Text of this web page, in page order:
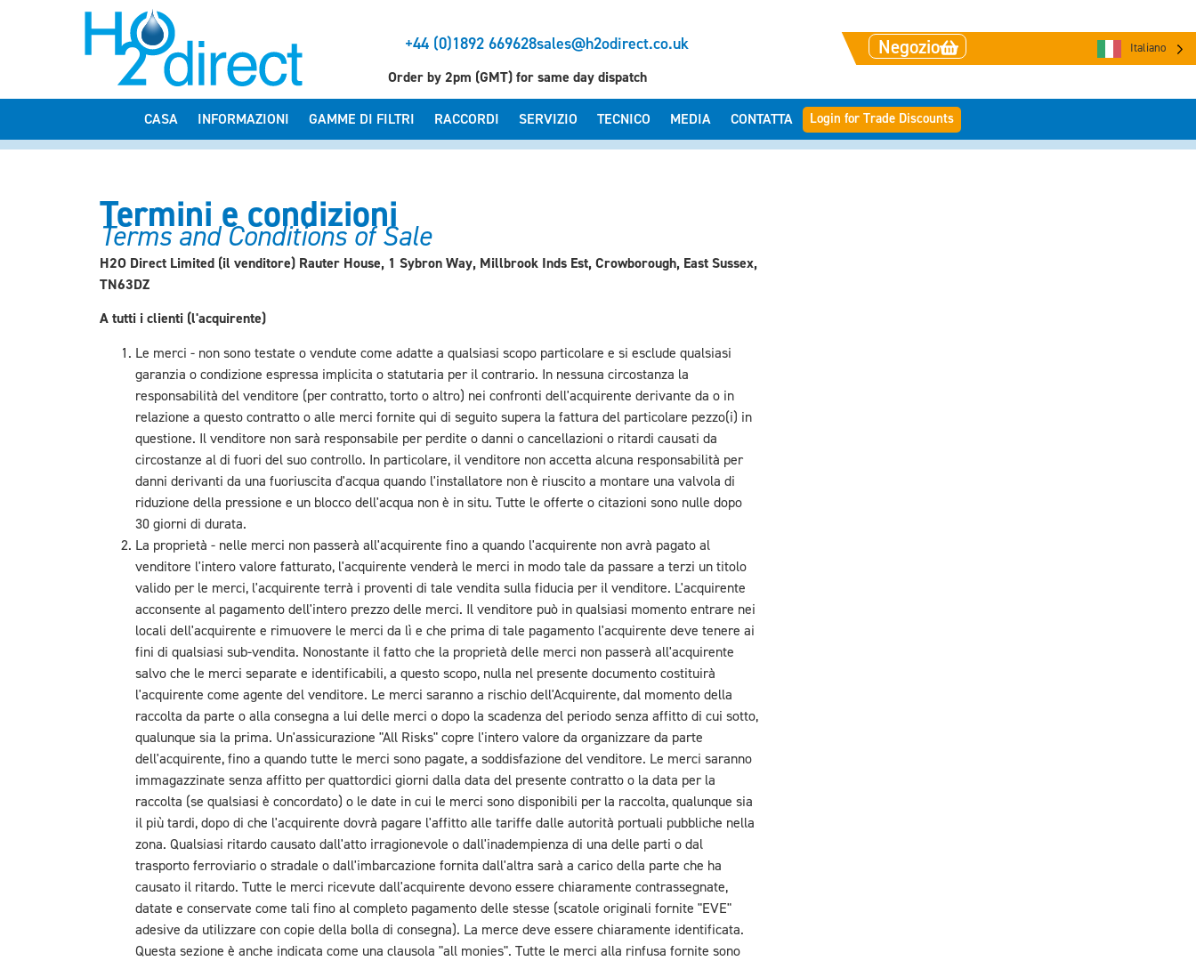
+44 (0)1892 669628sales@h2odirect.co.uk Negozio Italiano
Order by 2pm (GMT) for same day dispatch
CASA INFORMAZIONI GAMME DI FILTRI RACCORDI SERVIZIO TECNICO MEDIA CONTATTA Login for Trade Discounts
Termini e condizioni
Terms and Conditions of Sale
H2O Direct Limited (il venditore) Rauter House, 1 Sybron Way, Millbrook Inds Est, Crowborough, East Sussex,
TN63DZ
A tutti i clienti (l'acquirente)
Le merci - non sono testate o vendute come adatte a qualsiasi scopo particolare e si esclude qualsiasi
garanzia o condizione espressa implicita o statutaria per il contrario. In nessuna circostanza la
responsabilità del venditore (per contratto, torto o altro) nei confronti dell'acquirente derivante da o in
relazione a questo contratto o alle merci fornite qui di seguito supera la fattura del particolare pezzo(i) in
questione. Il venditore non sarà responsabile per perdite o danni o cancellazioni o ritardi causati da
circostanze al di fuori del suo controllo. In particolare, il venditore non accetta alcuna responsabilità per
danni derivanti da una fuoriuscita d'acqua quando l'installatore non è riuscito a montare una valvola di
riduzione della pressione e un blocco dell'acqua non è in situ. Tutte le offerte o citazioni sono nulle dopo
30 giorni di durata.
La proprietà - nelle merci non passerà all'acquirente fino a quando l'acquirente non avrà pagato al
venditore l'intero valore fatturato, l'acquirente venderà le merci in modo tale da passare a terzi un titolo
valido per le merci, l'acquirente terrà i proventi di tale vendita sulla fiducia per il venditore. L'acquirente
acconsente al pagamento dell'intero prezzo delle merci. Il venditore può in qualsiasi momento entrare nei
locali dell'acquirente e rimuovere le merci da lì e che prima di tale pagamento l'acquirente deve tenere ai
fini di qualsiasi sub-vendita. Nonostante il fatto che la proprietà delle merci non passerà all'acquirente
salvo che le merci separate e identificabili, a questo scopo, nulla nel presente documento costituirà
l'acquirente come agente del venditore. Le merci saranno a rischio dell'Acquirente, dal momento della
raccolta da parte o alla consegna a lui delle merci o dopo la scadenza del periodo senza affitto di cui sotto,
qualunque sia la prima. Un'assicurazione "All Risks" copre l'intero valore da organizzare da parte
dell'acquirente, fino a quando tutte le merci sono pagate, a soddisfazione del venditore. Le merci saranno
immagazzinate senza affitto per quattordici giorni dalla data del presente contratto o la data per la
raccolta (se qualsiasi è concordato) o le date in cui le merci sono disponibili per la raccolta, qualunque sia
il più tardi, dopo di che l'acquirente dovrà pagare l'affitto alle tariffe dalle autorità portuali pubbliche nella
zona. Qualsiasi ritardo causato dall'atto irragionevole o dall'inadempienza di una delle parti o dal
trasporto ferroviario o stradale o dall'imbarcazione fornita dall'altra sarà a carico della parte che ha
causato il ritardo. Tutte le merci ricevute dall'acquirente devono essere chiaramente contrassegnate,
datate e conservate come tali fino al completo pagamento delle stesse (scatole originali fornite "EVE"
adesive da utilizzare con copie della bolla di consegna). La merce deve essere chiaramente identificata.
Questa sezione è anche indicata come una clausola "all monies". Tutte le merci alla rinfusa fornite sono